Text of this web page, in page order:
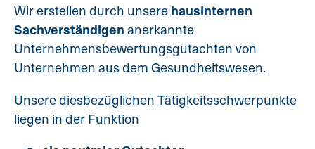
Wir erstellen durch unserehausinternen
Sachverständigenanerkannte
Unternehmensbewertungsgutachten von
Unternehmen aus dem Gesundheitswesen.
Unsere diesbezüglichen Tätigkeitsschwerpunkte
liegen in der Funktion